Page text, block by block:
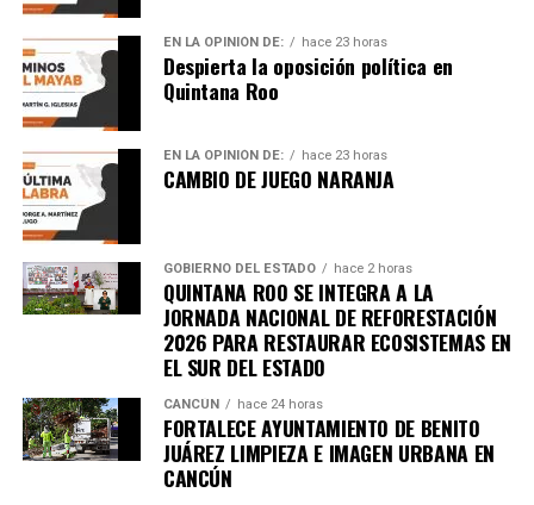
Recibe las noticias al instante
Únete al canal oficial de WhatsApp de
importantes de Quintana Roo directamente
en tu teléfono.
Unirme al canal de WhatsApp
EN LA OPINIÓN DE: hace 23 horas
Despierta la oposición política en
Quintana Roo
EN LA OPINIÓN DE: hace 23 horas
CAMBIO DE JUEGO NARANJA
GOBIERNO DEL ESTADO hace 2 horas
QUINTANA ROO SE INTEGRA A LA
JORNADA NACIONAL DE REFORESTACIÓN
2026 PARA RESTAURAR ECOSISTEMAS EN
EL SUR DEL ESTADO
CANCÚN hace 24 horas
FORTALECE AYUNTAMIENTO DE BENITO
JUÁREZ LIMPIEZA E IMAGEN URBANA EN
CANCÚN